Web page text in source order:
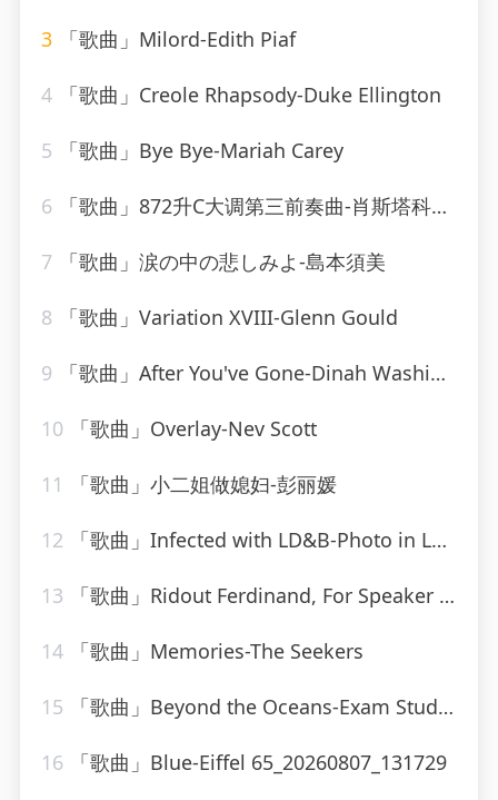
3 「歌曲」Milord-Edith Piaf
4 「歌曲」Creole Rhapsody-Duke Ellington
5 「歌曲」Bye Bye-Mariah Carey
6 「歌曲」872升C大调第三前奏曲-肖斯塔科维奇
7 「歌曲」涙の中の悲しみよ-島本須美
8 「歌曲」Variation XVIII-Glenn Gould
9 「歌曲」After You've Gone-Dinah Washington_20260807_131808
10 「歌曲」Overlay-Nev Scott
11 「歌曲」小二姐做媳妇-彭丽媛
12 「歌曲」Infected with LD&B-Photo in Lounge
13 「歌曲」Ridout Ferdinand, For Speaker And Solo Violin-Elena Bashkirova、gidon kremer
14 「歌曲」Memories-The Seekers
15 「歌曲」Beyond the Oceans-Exam Study Classical Music、Soothing Piano Collective、Chilled Jazz Masters
16 「歌曲」Blue-Eiffel 65_20260807_131729